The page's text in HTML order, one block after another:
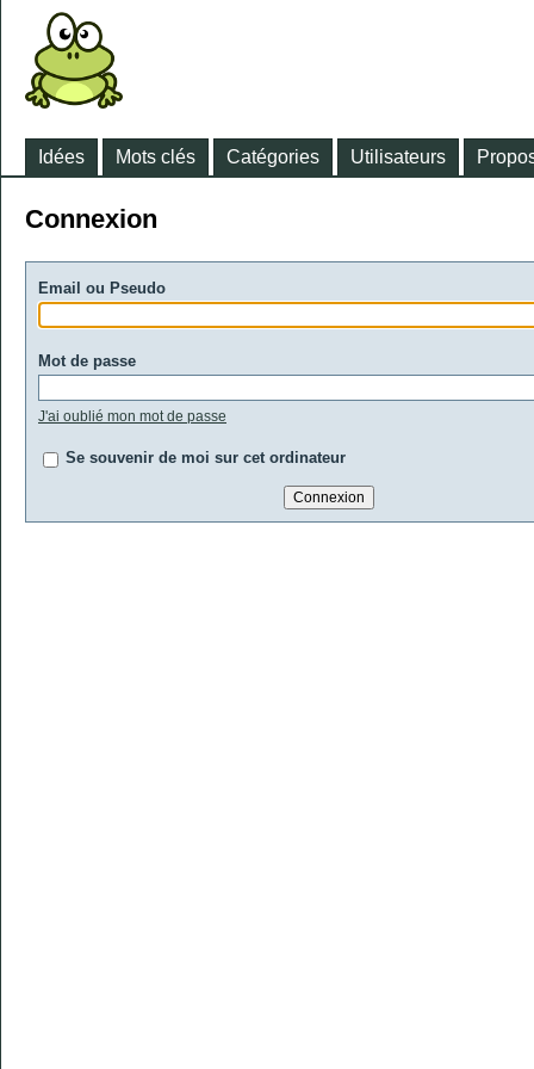
Idées Mots clés Catégories Utilisateurs
Connexion
Email ou Pseudo
Mot de passe
J'ai oublié mon mot de passe
Se souvenir de moi sur cet ordinateur